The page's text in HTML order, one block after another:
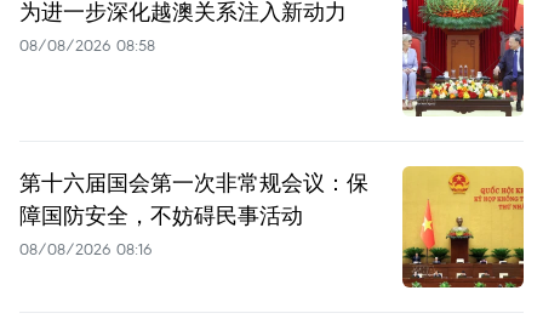
为进一步深化越澳关系注入新动力
08/08/2026 08:58
第十六届国会第一次非常规会议：保
障国防安全，不妨碍民事活动
08/08/2026 08:16